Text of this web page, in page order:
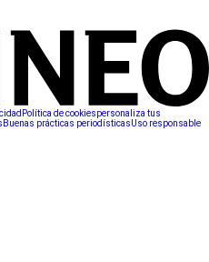
Política de cookiespersonaliza tus
Buenas prácticas periodísticasUso responsable